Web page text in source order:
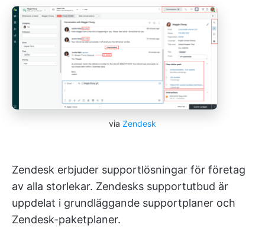
via Zendesk
Zendesk erbjuder supportlösningar för företag
av alla storlekar. Zendesks supportutbud är
uppdelat i grundläggande supportplaner och
Zendesk-paketplaner.